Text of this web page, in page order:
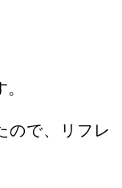
ので、リフレ